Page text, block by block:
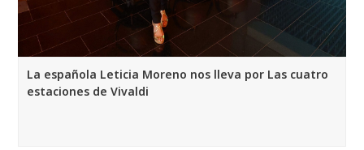
La española Leticia Moreno nos lleva por Las cuatro
estaciones de Vivaldi